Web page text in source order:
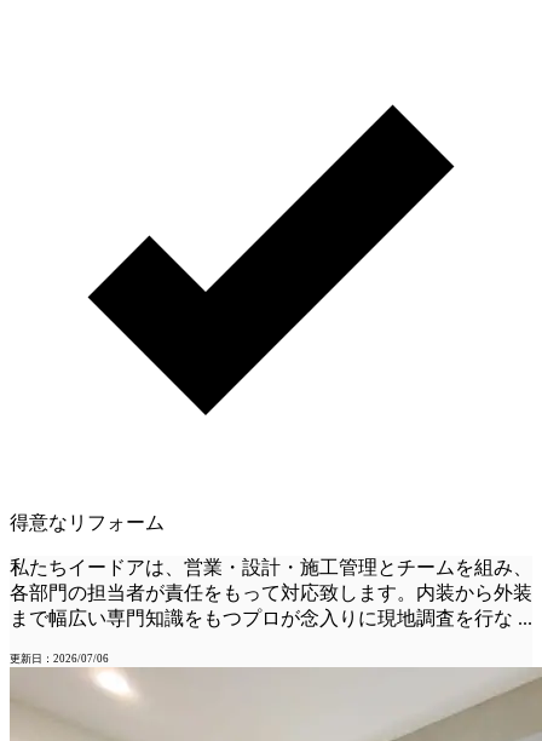
得意なリフォーム
私たちイードアは、営業・設計・施工管理とチームを組み、
各部門の担当者が責任をもって対応致します。内装から外装
まで幅広い専門知識をもつプロが念入りに現地調査を行な ...
更新日：2026/07/06